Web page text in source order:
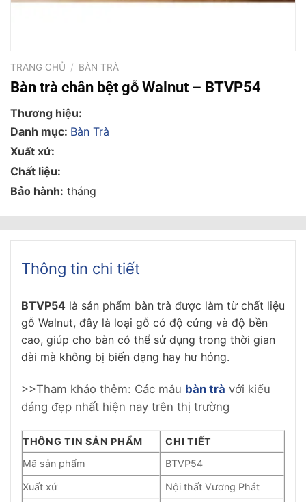
TRANG CHỦ / BÀN TRÀ
Bàn trà chân bệt gỗ Walnut – BTVP54
Thương hiệu:
Danh mục: Bàn Trà
Xuất xứ:
Chất liệu:
Bảo hành: tháng
Thông tin chi tiết
BTVP54 là sản phẩm bàn trà được làm từ chất liệu
gỗ Walnut, đây là loại gỗ có độ cứng và độ bền
cao, giúp cho bàn có thể sử dụng trong thời gian
dài mà không bị biến dạng hay hư hỏng.
>>Tham khảo thêm: Các mẫu bàn trà với kiểu
dáng đẹp nhất hiện nay trên thị trường
THÔNG TIN SẢN PHẨM
CHI TIẾT
Mã sản phẩm
BTVP54
Xuất xứ
Nội thất Vương Phát